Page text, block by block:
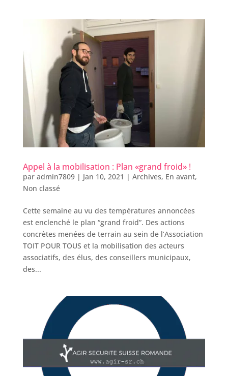
Appel à la mobilisation : Plan «grand froid» !
par admin7809| Jan 10, 2021 | Archives, En avant,
Non classé
Cette semaine au vu des températures annoncées
est enclenché le plan “grand froid”. Des actions
concrètes menées de terrain au sein de l’Association
TOIT POUR TOUS et la mobilisation des acteurs
associatifs, des élus, des conseillers municipaux,
des...